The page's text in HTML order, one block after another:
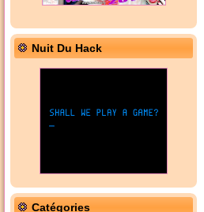
Nuit Du Hack
Catégories